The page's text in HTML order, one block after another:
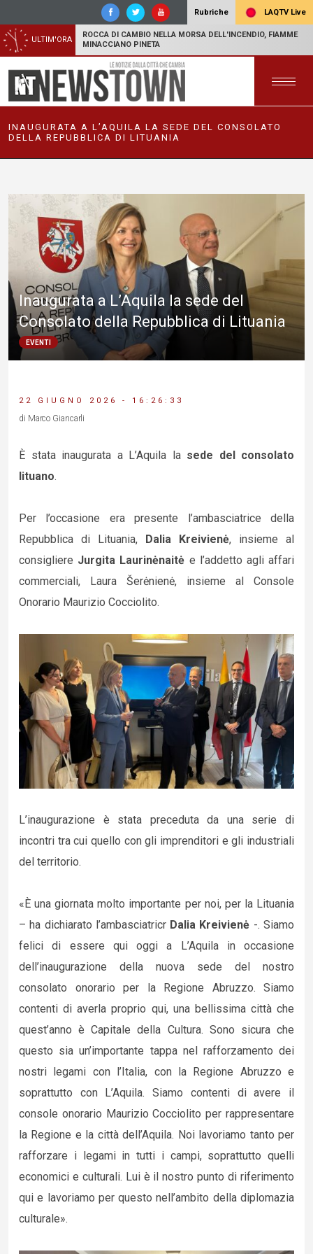
Rubriche LAQTV Live
ULTIM'ORA
ROCCA DI CAMBIO NELLA MORSA DELL'INCENDIO, FIAMME
MINACCIANO PINETA
INAUGURATA A L’AQUILA LA SEDE DEL CONSOLATO
DELLA REPUBBLICA DI LITUANIA
Inaugurata a L’Aquila la sede del
Consolato della Repubblica di Lituania
EVENTI
22 GIUGNO 2026 - 16:26:33
di Marco Giancarli
È stata inaugurata a L’Aquila la sede del consolato
lituano.
Per l’occasione era presente l’ambasciatrice della
Repubblica di Lituania, Dalia Kreivienė, insieme al
consigliere Jurgita Laurinėnaitė e l’addetto agli affari
commerciali, Laura Šerėnienė, insieme al Console
Onorario Maurizio Cocciolito.
L’inaugurazione è stata preceduta da una serie di
incontri tra cui quello con gli imprenditori e gli industriali
del territorio.
«È una giornata molto importante per noi, per la Lituania
– ha dichiarato l’ambasciatricr Dalia Kreivienė -. Siamo
felici di essere qui oggi a L’Aquila in occasione
dell’inaugurazione della nuova sede del nostro
consolato onorario per la Regione Abruzzo. Siamo
contenti di averla proprio qui, una bellissima città che
quest’anno è Capitale della Cultura. Sono sicura che
questo sia un’importante tappa nel rafforzamento dei
nostri legami con l’Italia, con la Regione Abruzzo e
soprattutto con L’Aquila. Siamo contenti di avere il
console onorario Maurizio Cocciolito per rappresentare
la Regione e la città dell’Aquila. Noi lavoriamo tanto per
rafforzare i legami in tutti i campi, soprattutto quelli
economici e culturali. Lui è il nostro punto di riferimento
qui e lavoriamo per questo nell’ambito della diplomazia
culturale».